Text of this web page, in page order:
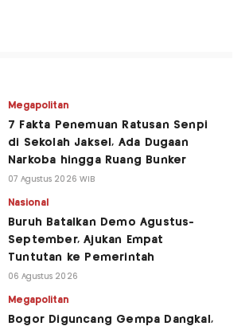
Megapolitan
7 Fakta Penemuan Ratusan Senpi
di Sekolah Jaksel, Ada Dugaan
Narkoba hingga Ruang Bunker
07 Agustus 2026 WIB
Nasional
Buruh Batalkan Demo Agustus-
September, Ajukan Empat
Tuntutan ke Pemerintah
06 Agustus 2026
Megapolitan
Bogor Diguncang Gempa Dangkal,